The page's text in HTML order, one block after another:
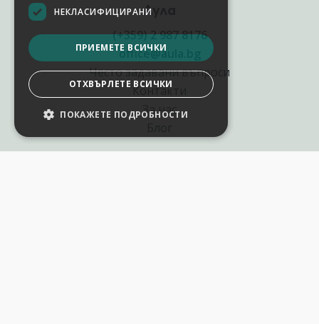
Аула
(+359) 2 987 8176
office@aula.bg
Често задавани въпроси
Контакти
За нас
НЕКЛАСИФИЦИРАНИ
ПРИЕМЕТЕ ВСИЧКИ
ОТХВЪРЛЕТЕ ВСИЧКИ
ПОКАЖЕТЕ ПОДРОБНОСТИ